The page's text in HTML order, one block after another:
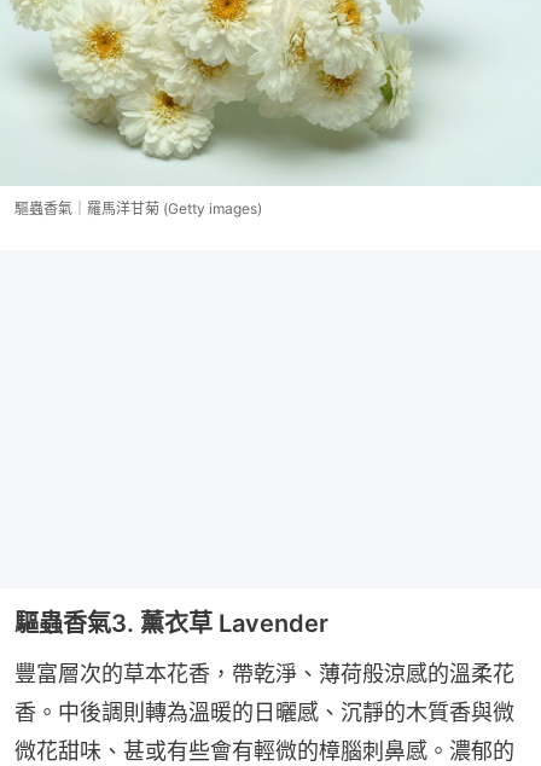
驅蟲香氣｜羅馬洋甘菊 (Getty images)
驅蟲香氣3. 薰衣草 Lavender
豐富層次的草本花香，帶乾淨、薄荷般涼感的溫柔花
香。中後調則轉為溫暖的日曬感、沉靜的木質香與微
微花甜味、甚或有些會有輕微的樟腦刺鼻感。濃郁的